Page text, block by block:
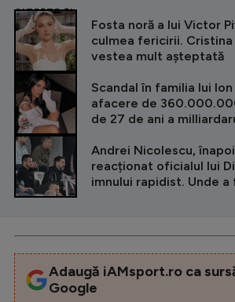
CITEȘTE ȘI
Fosta noră a lui Victor
culmea fericirii.
vestea mult așteptată
Scandal în familia lui
afacere de
de 27 de ani a
Andrei Nicolescu,
reacționat oficialul lui
imnului rapidist. Unde
Adaugă iAMsport.ro ca
Google